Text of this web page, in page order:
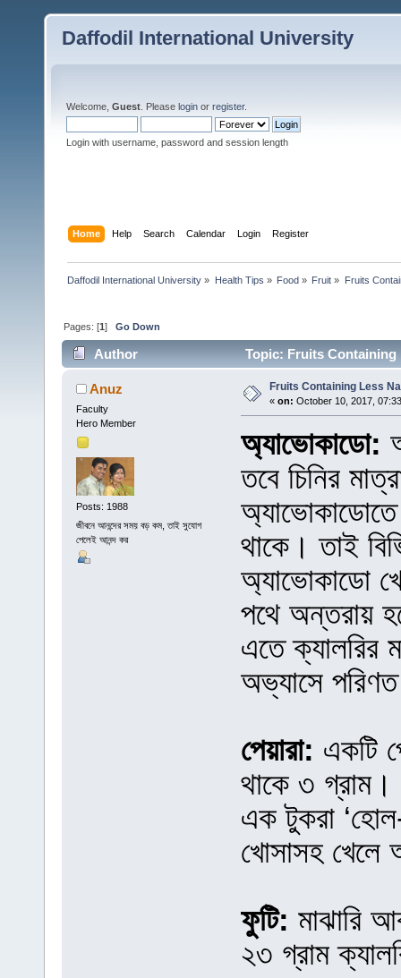
Daffodil International University
Welcome, Guest . Please login or register.
Login with username, password and session length
Home Help Search Calendar Login Register
Daffodil International University » Health Tips » Food» Fruit » Fruits
Pages: [1]Go Down
Author Topic: Fruits Containing
Anuz
Faculty
Hero Member
Posts: 1988
জীবনে আনন্দের সময় বড় কম, তাই সুযোগ
পেলেই আনন্দ কর
Fruits Containing Less
« on: October 10, 2017,
অ্যাভোকাডো:
তবে চিনির
অ্যাভোকাডোতে
থাকে। তাই
অ্যাভোকাডো
পথে অন্তরায়
এতে ক্যালরির
অভ্যাসে
পেয়ারা: একটি
থাকে ৩ গ্রাম।
এক টুকরা
খোসাসহ
ফুটি: মাঝারি
২৩ গ্রাম